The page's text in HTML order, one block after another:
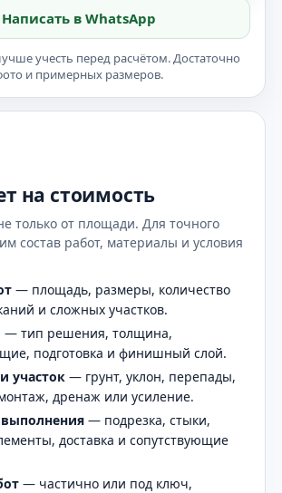
Написать в WhatsApp
учесть перед расчётом. Достаточно
и примерных размеров.
на стоимость
только от площади. Для точного
состав работ, материалы и условия
— площадь, размеры, количество
и сложных участков.
— тип решения, толщина,
подготовка и финишный слой.
участок — грунт, уклон, перепады,
дренаж или усиление.
— подрезка, стыки,
доставка и сопутствующие
— частично или под ключ,